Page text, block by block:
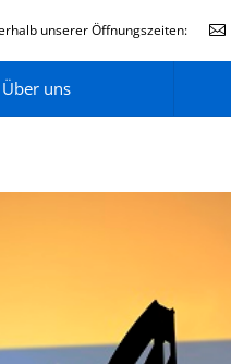
unserer Öffnungszeiten:
Über uns